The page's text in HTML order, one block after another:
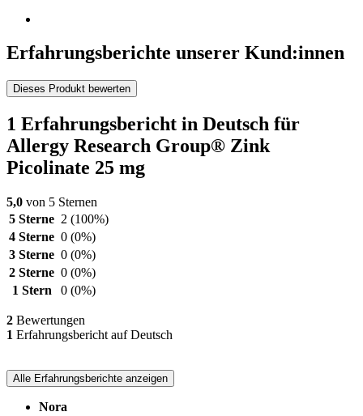
Erfahrungsberichte unserer Kund:innen
Dieses Produkt bewerten
1 Erfahrungsbericht in Deutsch für
Allergy Research Group® Zink
Picolinate 25 mg
5,0 von 5 Sternen
5 Sterne 2 (100%)
4 Sterne 0 (0%)
3 Sterne 0 (0%)
2 Sterne 0 (0%)
1 Stern
0 (0%)
2 Bewertungen
1 Erfahrungsbericht auf Deutsch
Alle Erfahrungsberichte anzeigen
Nora